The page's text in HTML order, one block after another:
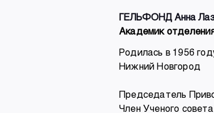
ГЕЛЬФОНД Анна
Академик
Родилась в 1956
Нижний Новгород
Председатель
Член Ученого